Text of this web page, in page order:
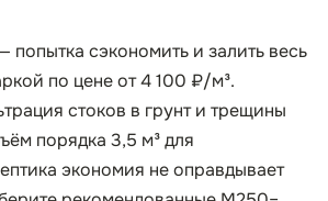
попытка сэкономить и залить весь
по цене от 4 100 ₽/м³.
стоков в грунт и трещины
порядка 3,5 м³ для
экономия не оправдывает